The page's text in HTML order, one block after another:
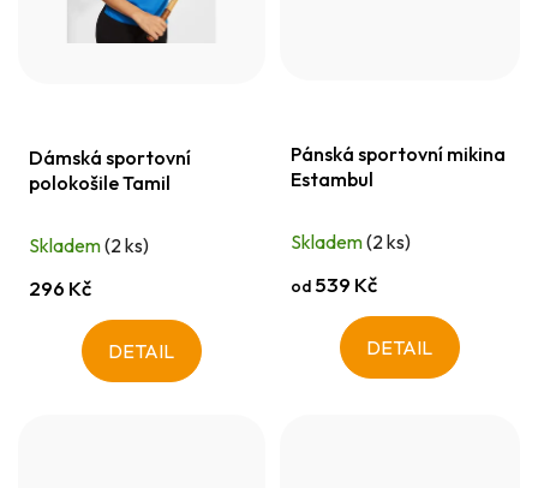
Dámská sportovní
polokošile Tamil
Skladem(2 ks)
296 Kč
DETAIL
Pánská sportovní mikina
Estambul
Skladem(2 ks)
od539 Kč
DETAIL